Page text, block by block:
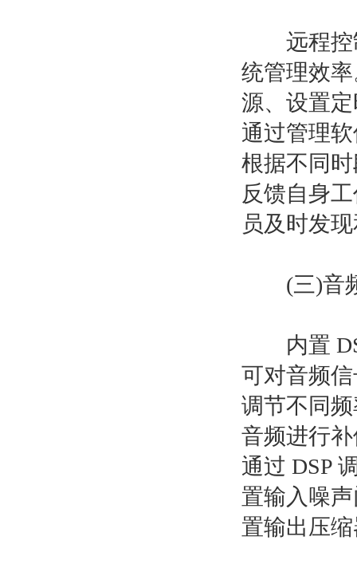
远程控制
统管理效
源、设置
通过管理
根据不同
反馈自身
员及时发
(三)音
内置
可对音频
调节不同
音频进行
通过 DSP
置输入噪
置输出压